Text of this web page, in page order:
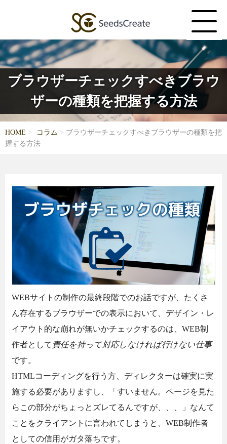
ブラウザーチェックすべきブラウ
ザーの種類を把握する方法
HOME コラム
ブラウザーチェックすべきブラウザーの種類を把
握する方法
WEBサイトの制作の最終段階でのお話ですが、たくさ
ん存在するブラウザーでの表示において、デザイン・レ
イアウト的な崩れが無いかチェックするのは、WEB制
作者として 責任を持って対応しなければ行けない仕事
です。
HTMLコーディングを行う方、ディレクターは確実に実
施する必要がありますし、「すいません。ページを見た
らこの部分がちょっとズレてるんですが、、、」なんて
ことをクライアントに言われてしまうと、WEB制作者
としての信用がガタ落ちです。